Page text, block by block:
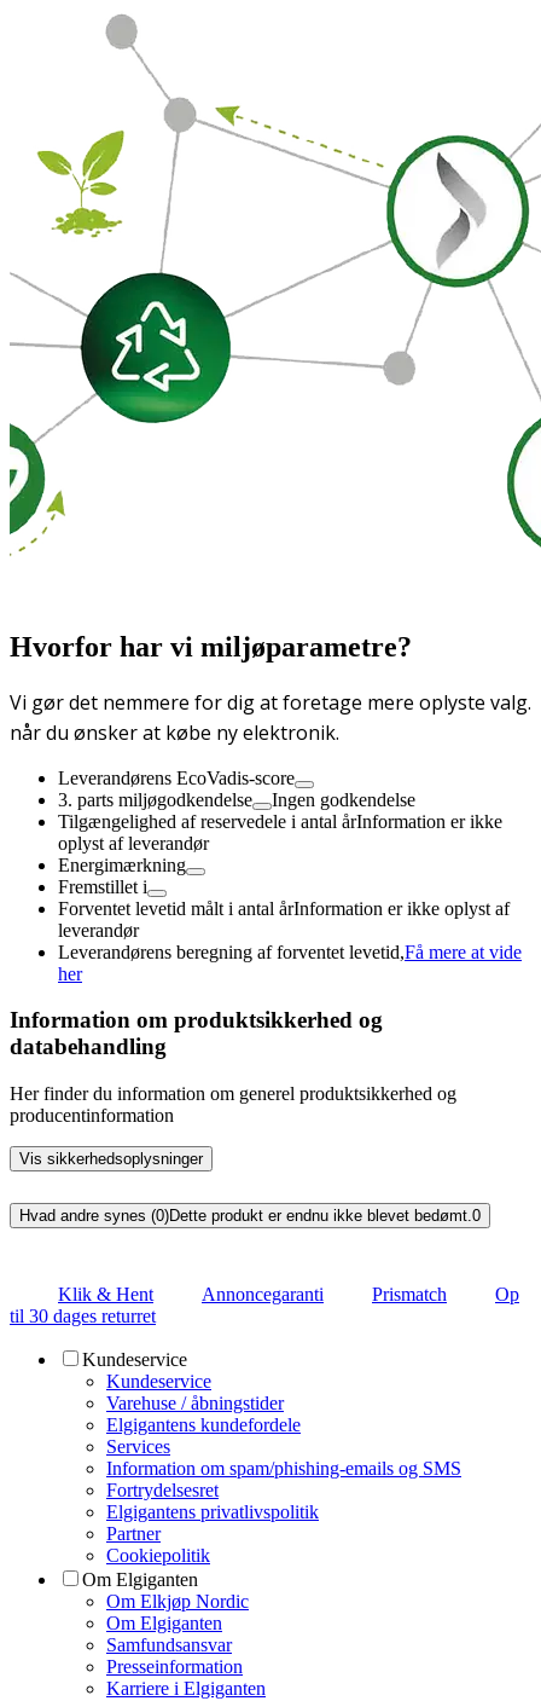
Hvorfor har vi miljøparametre?
Vi gør det nemmere for dig at foretage mere oplyste valg.
når du ønsker at købe ny elektronik.
Leverandørens EcoVadis-score
3. parts miljøgodkendelse
Ingen godkendelse
Tilgængelighed af reservedele i antal årInformation er ikke
oplyst af leverandør
Energimærkning
Fremstillet i
Forventet levetid målt i antal årInformation er ikke oplyst af
leverandør
Leverandørens beregning af forventet levetid,Få mere at vide
her
Information om produktsikkerhed og
databehandling
Her finder du information om generel produktsikkerhed og
producentinformation
Vis sikkerhedsoplysninger
Hvad andre synes (0)Dette produkt er endnu ikke blevet bedømt.0
Klik & Hent Annoncegaranti Prismatch
Op
til 30 dages returret
Kundeservice
Kundeservice
Varehuse / åbningstider
Elgigantens kundefordele
Services
Information om spam/phishing-emails og SMS
Fortrydelsesret
Elgigantens privatlivspolitik
Partner
Cookiepolitik
Om Elgiganten
Om Elkjøp Nordic
Om Elgiganten
Samfundsansvar
Presseinformation
Karriere i Elgiganten